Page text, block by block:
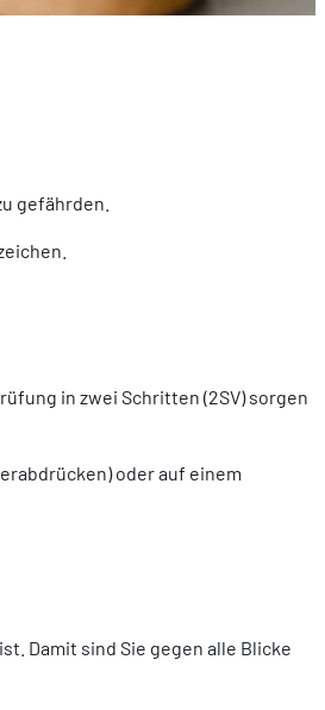
gefährden.
in zwei Schritten (2SV) sorgen
oder auf einem
Damit sind Sie gegen alle Blicke